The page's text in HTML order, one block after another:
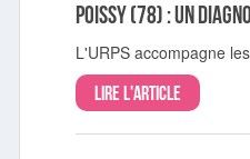
Poissy (78) : un
L'URPS accompagne
Lire l'article